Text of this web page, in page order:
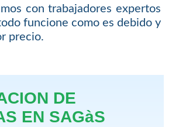
con trabajadores expertos
funcione como es debido y
precio.
DE
EN SAGàS